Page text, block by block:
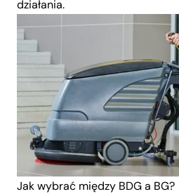
działania.
Jak wybrać między BDG a BG?